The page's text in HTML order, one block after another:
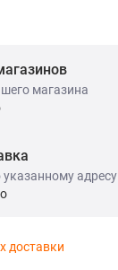
магазина
адресу
доставки